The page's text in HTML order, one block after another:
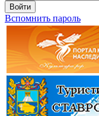
Войти
Вспомнить пароль